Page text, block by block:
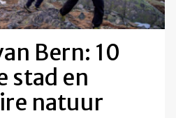
Bern: 10
stad en
natuur